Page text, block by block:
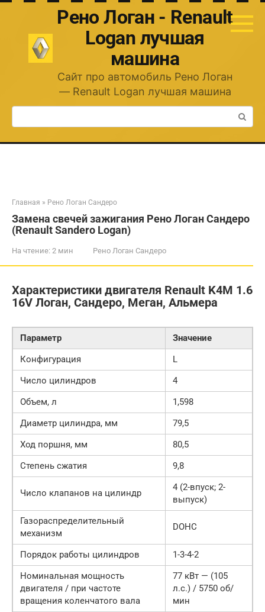
Перейти
Рено Логан - Renault
Logan лучшая
машина
Сайт про автомобиль Рено Логан
— Renault Logan лучшая машина
Поиск:
Главная » Рено Логан Сандеро
Замена свечей зажигания Рено Логан Сандеро
(Renault Sandero Logan)
На чтение: 2 мин Рено Логан Сандеро
Характеристики двигателя Renault K4M 1.6
16V Логан, Сандеро, Меган, Альмера
Параметр
Значение
Конфигурация
L
Число цилиндров
4
Объем, л
1,598
Диаметр цилиндра, мм
79,5
Ход поршня, мм
80,5
Степень сжатия
9,8
Число клапанов на цилиндр
4 (2-впуск; 2-
выпуск)
Газораспределительный
механизм
DOHC
Порядок работы цилиндров
1-3-4-2
Номинальная мощность
двигателя / при частоте
вращения коленчатого вала
77 кВт — (105
л.с.) / 5750 об/
мин